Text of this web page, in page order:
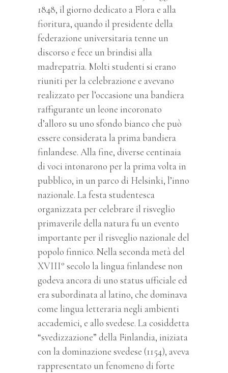
1848, il giorno dedicato a Flora e alla
fioritura, quando il presidente della
federazione universitaria tenne un
discorso e fece un brindisi alla
madrepatria. Molti studenti si erano
riuniti per la celebrazione e avevano
realizzato per l’occasione una bandiera
raffigurante un leone incoronato
d’alloro su uno sfondo bianco che può
essere considerata la prima bandiera
finlandese. Alla fine, diverse centinaia
di voci intonarono per la prima volta in
pubblico, in un parco di Helsinki, l’inno
nazionale. La festa studentesca
organizzata per celebrare il risveglio
primaverile della natura fu un evento
importante per il risveglio nazionale del
popolo finnico. Nella seconda metà del
XVIII° secolo la lingua finlandese non
godeva ancora di uno status ufficiale ed
era subordinata al latino, che dominava
come lingua letteraria negli ambienti
accademici, e allo svedese. La cosiddetta
“svedizzazione” della Finlandia, iniziata
con la dominazione svedese (1154), aveva
rappresentato un fenomeno di forte